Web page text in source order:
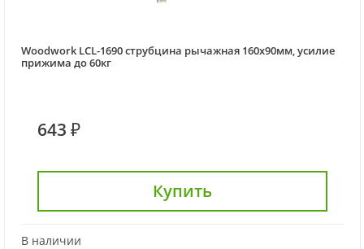
Woodwork LCL-1690 струбцина рычажная 160х90мм, усилие
прижима до 60кг
643 ₽
Купить
В наличии